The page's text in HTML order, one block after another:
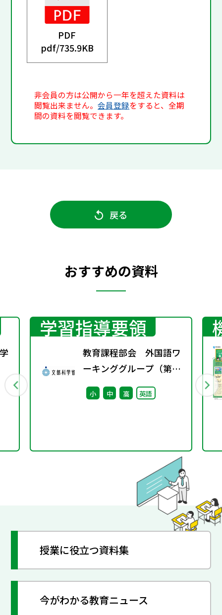
PDF
pdf/735.9KB
非会員の方は公開から一年を超えた資料は
閲覧出来ません。会員登録をすると、全期
間の資料を閲覧できます。
戻る
おすすめの資料
学習指導要領
教育課程部会 外国語ワ
ーキンググループ（第5
回） 配付資料
小 中 高 英語
授業に役立つ資料集
今がわかる教育ニュース